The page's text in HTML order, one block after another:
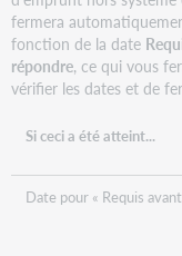
la
nouvelle
version
OCLC
Sharing
Web
Series
fermera
fonction de la date
répondre, ce qui vous
vérifier les dates et de
Si ceci a été atteint...
Date pour « Requis